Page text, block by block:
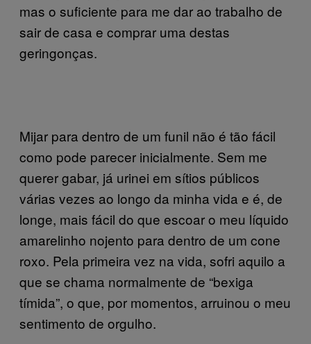
mas o suficiente para me dar ao trabalho de
sair de casa e comprar uma destas
geringonças.
Mijar para dentro de um funil não é tão fácil
como pode parecer inicialmente. Sem me
querer gabar, já urinei em sítios públicos
várias vezes ao longo da minha vida e é, de
longe, mais fácil do que escoar o meu líquido
amarelinho nojento para dentro de um cone
roxo. Pela primeira vez na vida, sofri aquilo a
que se chama normalmente de “bexiga
tímida”, o que, por momentos, arruinou o meu
sentimento de orgulho.